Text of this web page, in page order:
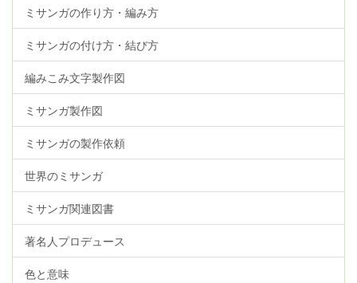
ミサンガの作り方・編み方
ミサンガの付け方・結び方
編みこみ文字製作図
ミサンガ製作図
ミサンガの製作依頼
世界のミサンガ
ミサンガ関連図書
著名人プロデュース
色と意味